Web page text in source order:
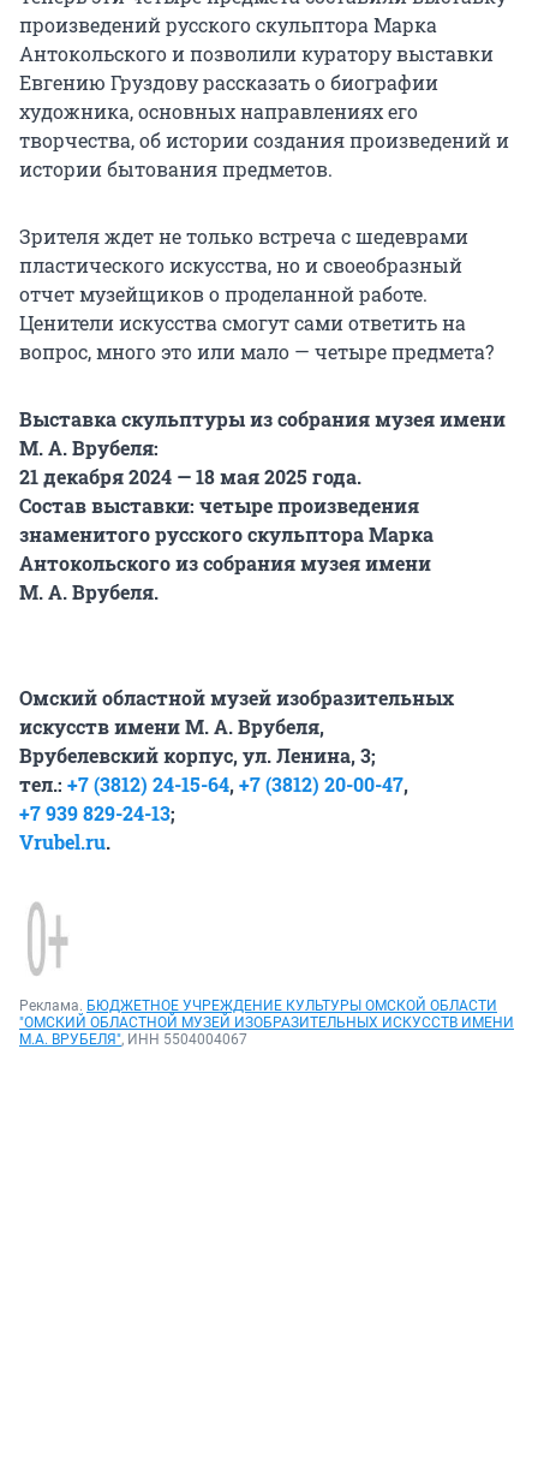
произведений русского скульптора Марка
Антокольского и позволили куратору выставки
Евгению Груздову рассказать о биографии
художника, основных направлениях его
творчества, об истории создания произведений и
истории бытования предметов.
Зрителя ждет не только встреча с шедеврами
пластического искусства, но и своеобразный
отчет музейщиков о проделанной работе.
Ценители искусства смогут сами ответить на
вопрос, много это или мало — четыре предмета?
Выставка скульптуры из собрания музея имени
М. А. Врубеля:
21 декабря 2024 — 18 мая 2025 года.
Состав выставки: четыре произведения
знаменитого русского скульптора Марка
Антокольского из собрания музея имени
М. А. Врубеля.
Омский областной музей изобразительных
искусств имени М. А. Врубеля,
Врубелевский корпус, ул. Ленина, 3;
тел.: +7 (3812) 24-15-64,+7 (3812) 20-00-47,
+7 939 829-24-13;
Vrubel.ru.
Реклама. БЮДЖЕТНОЕ УЧРЕЖДЕНИЕ КУЛЬТУРЫ ОМСКОЙ ОБЛАСТИ
"ОМСКИЙ ОБЛАСТНОЙ МУЗЕЙ ИЗОБРАЗИТЕЛЬНЫХ ИСКУССТВ ИМЕНИ
М.А. ВРУБЕЛЯ", ИНН 5504004067